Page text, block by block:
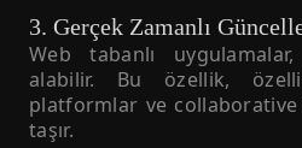
3. Gerçek Zamanlı
Web tabanlı
alabilir. Bu özellik,
platformlar ve
taşır.